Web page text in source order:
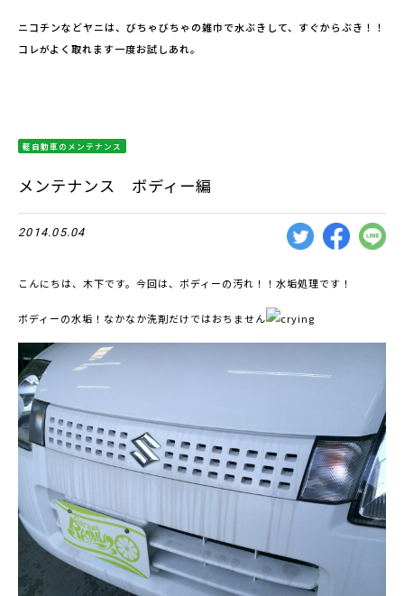
ニコチンなどヤニは、びちゃびちゃの雑巾で水ぶきして、すぐからぶき！！
コレがよく取れます一度お試しあれ。
軽自動車のメンテナンス
メンテナンス ボディー編
2014.05.04
こんにちは、木下です。今回は、ボディーの汚れ！！水垢処理です！
ボディーの水垢！なかなか洗剤だけではおちません